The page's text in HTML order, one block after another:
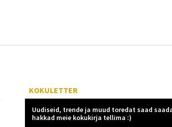
KOKULETTER
Uudiseid, trende ja muud toredat saad
hakkad meie kokukirja tellima :)